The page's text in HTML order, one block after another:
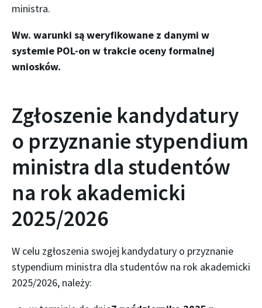
ministra.
Ww. warunki są weryfikowane z danymi w
systemie POL-on w trakcie oceny formalnej
wniosków.
Zgłoszenie kandydatury
o przyznanie stypendium
ministra dla studentów
na rok akademicki
2025/2026
W celu zgłoszenia swojej kandydatury o przyznanie
stypendium ministra dla studentów na rok akademicki
2025/2026, należy: